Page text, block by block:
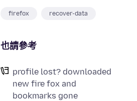
firefox recover-data
也請參考
profile lost? downloaded
new fire fox and
bookmarks gone